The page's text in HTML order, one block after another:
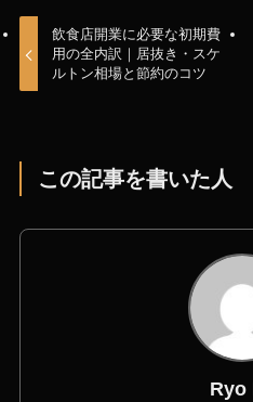
飲食店開業に必要な初期費
用の全内訳｜居抜き・スケ
ルトン相場と節約のコツ
この記事を書いた人
Ryo